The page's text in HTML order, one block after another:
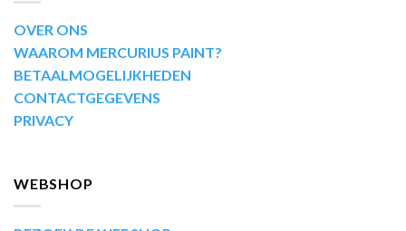
OVER ONS
WAAROM MERCURIUS PAINT?
BETAALMOGELIJKHEDEN
CONTACTGEGEVENS
PRIVACY
WEBSHOP